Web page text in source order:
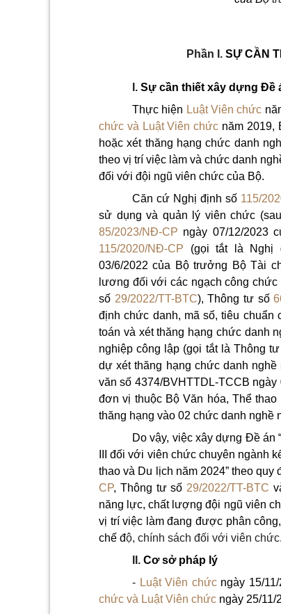
Phần I. SỰ CẦN
I. Sự cần thiết xây dựng Đề
Thực hiện Luật Viên chức
chức và Luật Viên chức năm 2019,
hoặc xét thăng hạng chức danh
theo vị trí việc làm và chức danh
đối với đội ngũ viên chức của Bộ.
Căn cứ Nghị định số 115/
sử dụng và quản lý viên chức
85/2023/NĐ-CP ngày 07/12/2023
115/2020/NĐ-CP (gọi tắt là Nghị
03/6/2022 của Bộ trưởng Bộ Tài
lương đối với các ngạch công
số 29/2022/TT-BTC), Thông tư số
định chức danh, mã số, tiêu chuẩn
toán và xét thăng hạng chức danh
nghiệp công lập (gọi tắt là Thông
dự xét thăng hạng chức danh
văn số 4374/BVHTTDL-TCCB
đơn vị thuộc Bộ Văn hóa, Thể
thăng hạng vào 02 chức danh nghề
Do vậy, việc xây dựng Đề án
III đối với viên chức chuyên ngành
thao và Du lịch năm 2024” theo quy
CP, Thông tư số 29/2022/TT-BTC
năng lực, chất lượng đội ngũ viên
vị trí việc làm đang được phân
chế độ, chính sách đối với viên chức.
II. Cơ sở pháp lý
- Luật Viên chức ngày 15/11/
chức và Luật Viên chức ngày 25/11/